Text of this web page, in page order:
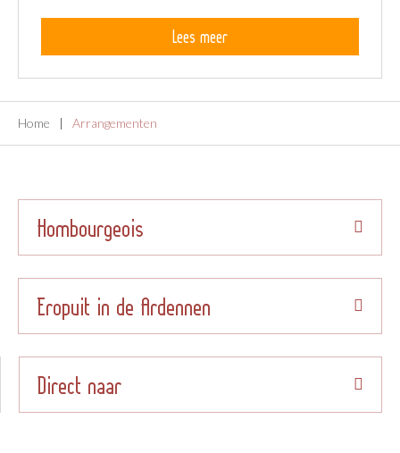
Lees meer
Home Arrangementen
Hombourgeois
Eropuit in de Ardennen
Direct naar